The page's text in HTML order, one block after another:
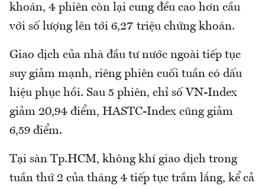
khoán, 4 phiên còn lại cung đều cao hơn cầu
với số lượng lên tới 6,27 triệu chứng khoán.
Giao dịch của nhà đầu tư nước ngoài tiếp tục
suy giảm mạnh, riêng phiên cuối tuần có dấu
hiệu phục hồi. Sau 5 phiên, chỉ số VN-Index
giảm 20,94 điểm, HASTC-Index cũng giảm
6,59 điểm.
Tại sàn Tp.HCM, không khí giao dịch trong
tuần thứ 2 của tháng 4 tiếp tục trầm lắng, kể cả